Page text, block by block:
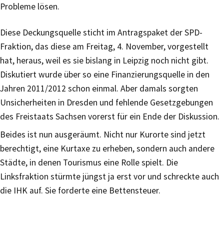
Probleme lösen.
Diese Deckungsquelle sticht im Antragspaket der SPD-
Fraktion, das diese am Freitag, 4. November, vorgestellt
hat, heraus, weil es sie bislang in Leipzig noch nicht gibt.
Diskutiert wurde über so eine Finanzierungsquelle in den
Jahren 2011/2012 schon einmal. Aber damals sorgten
Unsicherheiten in Dresden und fehlende Gesetzgebungen
des Freistaats Sachsen vorerst für ein Ende der Diskussion.
Beides ist nun ausgeräumt. Nicht nur Kurorte sind jetzt
berechtigt, eine Kurtaxe zu erheben, sondern auch andere
Städte, in denen Tourismus eine Rolle spielt. Die
Linksfraktion stürmte jüngst ja erst vor und schreckte auch
die IHK auf. Sie forderte eine Bettensteuer.